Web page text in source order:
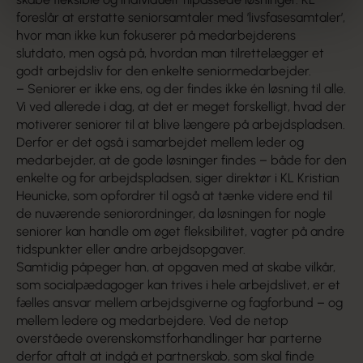
foreslår at erstatte seniorsamtaler med ’livsfasesamtaler’,
hvor man ikke kun fokuserer på medarbejderens
slutdato, men også på, hvordan man tilrettelægger et
godt arbejdsliv for den enkelte seniormedarbejder.
– Seniorer er ikke ens, og der findes ikke én løsning til alle.
Vi ved allerede i dag, at det er meget forskelligt, hvad der
motiverer seniorer til at blive længere på arbejdspladsen.
Derfor er det også i samarbejdet mellem leder og
medarbejder, at de gode løsninger findes – både for den
enkelte og for arbejdspladsen, siger direktør i KL Kristian
Heunicke, som opfordrer til også at tænke videre end til
de nuværende seniorordninger, da løsningen for nogle
seniorer kan handle om øget fleksibilitet, vagter på andre
tidspunkter eller andre arbejdsopgaver.
Samtidig påpeger han, at opgaven med at skabe vilkår,
som socialpædagoger kan trives i hele arbejdslivet, er et
fælles ansvar mellem arbejdsgiverne og fagforbund – og
mellem ledere og medarbejdere. Ved de netop
overståede overenskomstforhandlinger har parterne
derfor aftalt at indgå et partnerskab, som skal finde